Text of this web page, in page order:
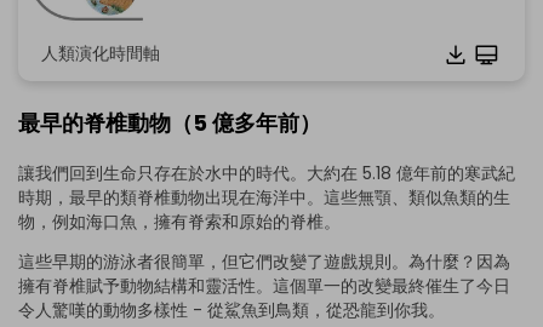
人類演化時間軸
最早的脊椎動物（5 億多年前）
讓我們回到生命只存在於水中的時代。大約在 5.18 億年前的寒武紀
時期，最早的類脊椎動物出現在海洋中。這些無顎、類似魚類的生
物，例如海口魚，擁有脊索和原始的脊椎。
這些早期的游泳者很簡單，但它們改變了遊戲規則。為什麼？因為
擁有脊椎賦予動物結構和靈活性。這個單一的改變最終催生了今日
令人驚嘆的動物多樣性 - 從鯊魚到鳥類，從恐龍到你我。